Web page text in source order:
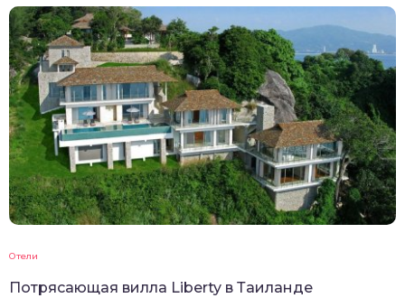
Отели
Потрясающая вилла Liberty в Таиланде